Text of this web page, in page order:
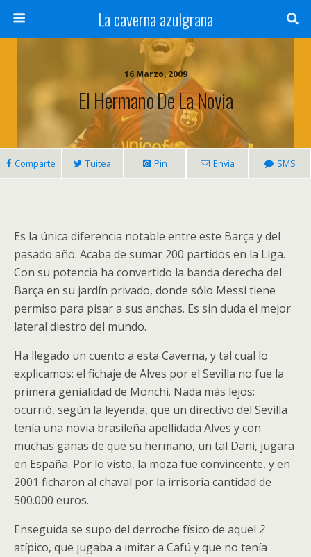
La caverna azulgrana
16 Marzo, 2009
El Hermano De La Novia
Comparte Tuitea Pin Envía SMS
Es la única diferencia notable entre este Barça y del
pasado año. Acaba de sumar 200 partidos en la Liga.
Con su potencia ha convertido la banda derecha del
Barça en su jardín privado, donde sólo Messi tiene
permiso para pisar a sus anchas. Es sin duda el mejor
lateral diestro del mundo.
Ha llegado un cuento a esta Caverna, y tal cual lo
explicamos: el fichaje de Alves por el Sevilla no fue la
primera genialidad de Monchi. Nada más lejos:
ocurrió, según la leyenda, que un directivo del Sevilla
tenía una novia brasileña apellidada Alves y con
muchas ganas de que su hermano, un tal Dani, jugara
en España. Por lo visto, la moza fue convincente, y en
2001 ficharon al chaval por la irrisoria cantidad de
500.000 euros.
Enseguida se supo del derroche físico de aquel 2
atípico, que jugaba a imitar a Cafú y que no tenía